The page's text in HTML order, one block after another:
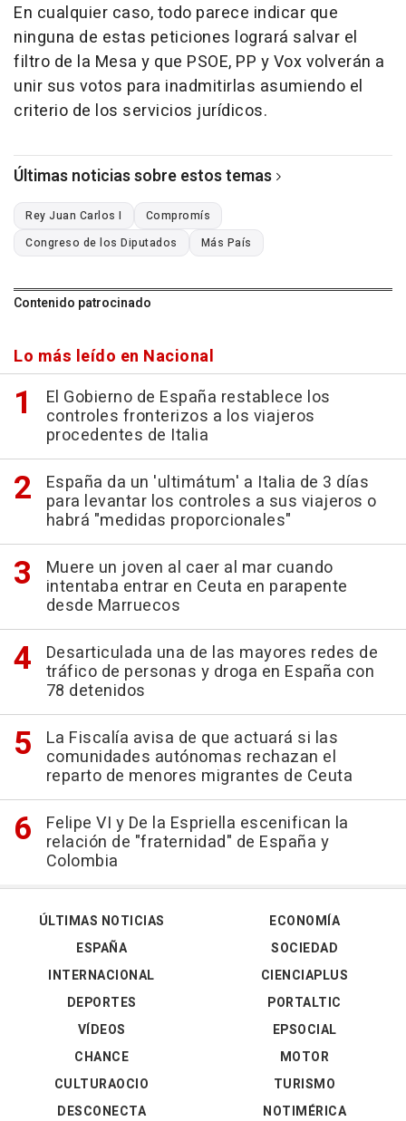
En cualquier caso, todo parece indicar que
ninguna de estas peticiones logrará salvar el
filtro de la Mesa y que PSOE, PP y Vox volverán a
unir sus votos para inadmitirlas asumiendo el
criterio de los servicios jurídicos.
Últimas noticias sobre estos temas
Rey Juan Carlos I
Compromís
Congreso de los Diputados
Más País
Contenido patrocinado
Lo más leído en Nacional
El Gobierno de España restablece los
controles fronterizos a los viajeros
procedentes de Italia
España da un 'ultimátum' a Italia de 3 días
para levantar los controles a sus viajeros o
habrá "medidas proporcionales"
Muere un joven al caer al mar cuando
intentaba entrar en Ceuta en parapente
desde Marruecos
Desarticulada una de las mayores redes de
tráfico de personas y droga en España con
78 detenidos
La Fiscalía avisa de que actuará si las
comunidades autónomas rechazan el
reparto de menores migrantes de Ceuta
Felipe VI y De la Espriella escenifican la
relación de "fraternidad" de España y
Colombia
ÚLTIMAS NOTICIAS
ESPAÑA
INTERNACIONAL
DEPORTES
VÍDEOS
ECONOMÍA
SOCIEDAD
CIENCIAPLUS
PORTALTIC
EPSOCIAL
CHANCE
CULTURAOCIO
DESCONECTA
MOTOR
TURISMO
NOTIMÉRICA